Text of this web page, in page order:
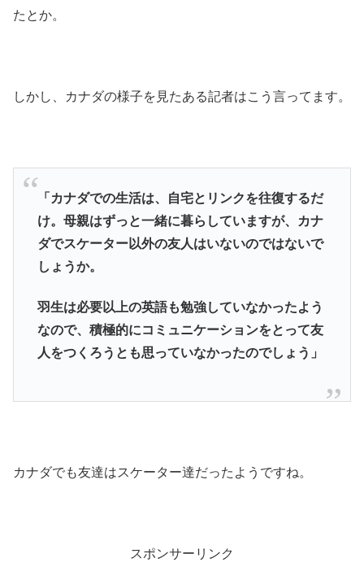
たとか。
しかし、カナダの様子を見たある記者はこう言ってます。
「カナダでの生活は、自宅とリンクを往復するだ
け。母親はずっと一緒に暮らしていますが、カナ
ダでスケーター以外の友人はいないのではないで
しょうか。
羽生は必要以上の英語も勉強していなかったよう
なので、積極的にコミュニケーションをとって友
人をつくろうとも思っていなかったのでしょう」
カナダでも友達はスケーター達だったようですね。
スポンサーリンク